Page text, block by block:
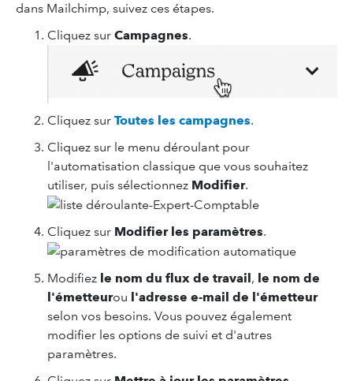
dans Mailchimp, suivez ces étapes.
Cliquez sur Campagnes.
Cliquez sur Toutes les campagnes.
Cliquez sur le menu déroulant pour
l'automatisation classique que vous souhaitez
utiliser, puis sélectionnez Modifier.
Cliquez sur Modifier les paramètres.
Modifiez le nom du flux de travail , le nom de
l'émetteurou l'adresse e-mail de l'émetteur
selon vos besoins. Vous pouvez également
modifier les options de suivi et d'autres
paramètres.